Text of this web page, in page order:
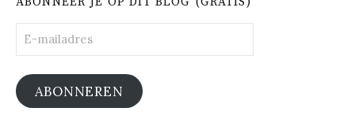
mailadres
ABONNEREN